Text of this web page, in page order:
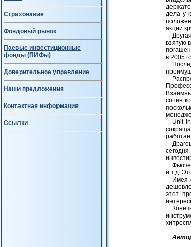
Страхование
Фондовый рынок
Паевые инвестиционные
фонды (ПИФы)
Доверительное управление
Наши предложения
Контактная информация
Ссылки
дела у
акции
взятую
в 2005
сотен
Unit
и т.д.
Имея
этот